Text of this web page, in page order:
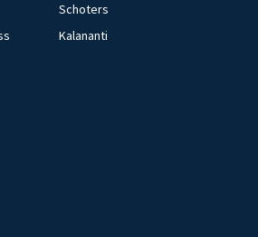
Schoters
Kalananti